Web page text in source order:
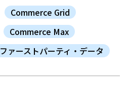
Commerce Grid
Commerce Max
ファーストパーティ・データ